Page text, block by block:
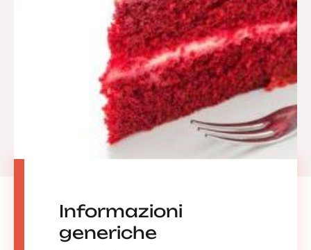
Informazioni
generiche